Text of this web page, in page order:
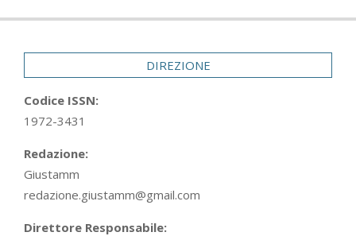
05-
DIREZIONE
Codice ISSN:
1972-3431
Redazione:
Giustamm
redazione.giustamm@gmail.com
Direttore Responsabile: